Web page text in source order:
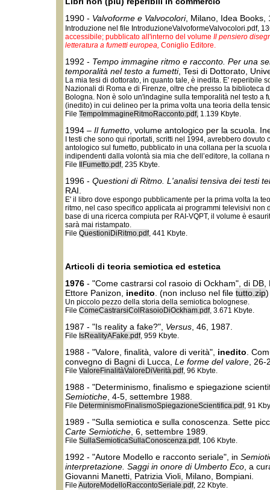
1990 - Valvoforme e Valvocolori, Milano, Idea Books,
Introduzione nel file IntroduzioneValvoformeValvocolori.pdf,
accessibile; pubblicato all'interno del volume Il pensiero
letteratura a fumetti europea, Coniglio Editore.
1992 - Tempo immagine ritmo e racconto. Per una
temporalità nel testo a fumetti, Tesi di Dottorato,
La mia tesi di dottorato, in quanto tale, è inedita. E' reperibile
Nazionali di Roma e di Firenze, oltre che presso la biblioteca
Bologna. Non è solo un'indagine sulla temporalità nel testo a
(inedito) in cui delineo per la prima volta una teoria della
File TempoImmagineRitmoRacconto.pdf, 1.139 Kbyte.
1994 – Il fumetto , volume antologico per la scuola.
I testi che sono qui riportati, scritti nel 1994, avrebbero dovuto
antologico sul fumetto, pubblicato in una collana per la scuola
indipendenti dalla volontà sia mia che dell’editore, la collana
File
IlFumetto.pdf, 235 Kbyte.
1996 - Questioni di Ritmo. L'analisi tensiva dei testi
RAI.
E' il libro dove espongo pubblicamente per la prima volta la
ritmo, nel caso specifico applicata ai programmi televisivi non
base di una ricerca compiuta per RAI-VQPT, il volume è
sarà mai ristampato.
File QuestioniDiRitmo.pdf, 441 Kbyte.
Articoli di teoria semiotica ed estetica
1976 - "Come castrarsi col rasoio di Ockham", di DB,
Ettore Panizon, inedito . (non incluso nel file tutto.zip)
Un piccolo pezzo della storia della semiotica bolognese.
File ComeCastrarsiColRasoioDiOckham.pdf, 3.671 Kbyte.
1987 - "Is reality a fake?", Versus , 46, 1987.
File IsRealityAFake.pdf, 959 Kbyte.
1988 - "Valore, finalità, valore di verità", inedito .
convegno di Bagni di Lucca, Le forme del valore ,
File ValoreFinalitàValoreDiVerità.pdf, 96 Kbyte.
1988 - "Determinismo, finalismo e spiegazione
Semiotiche , 4-5, settembre 1988.
File DeterminismoFinalismoSpiegazioneScientifica.pdf, 91
1989 - "Sulla semiotica e sulla conoscenza. Sette
Carte Semiotiche , 6, settembre 1989.
File SullaSemioticaSullaConoscenza.pdf, 106 Kbyte.
1992 - "Autore Modello e racconto seriale", in
interpretazione. Saggi in onore di Umberto Eco , a
Giovanni Manetti, Patrizia Violi, Milano, Bompiani.
File AutoreModelloRaccontoSeriale.pdf, 22 Kbyte.